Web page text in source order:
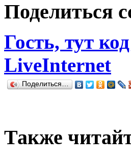
Поделиться
Гость, тут
LiveInternet
Поделиться…
Также